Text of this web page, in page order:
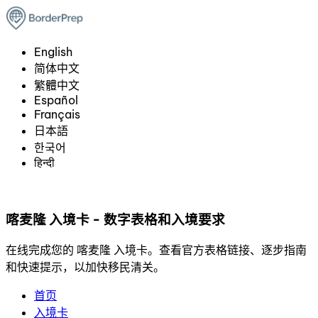
English
简体中文
繁體中文
Español
Français
日本語
한국어
हिन्दी
喀麦隆 入境卡 - 数字表格和入境要求
在线完成您的 喀麦隆 入境卡。查看官方表格链接、逐步指南
和快速提示，以加快移民清关。
首页
入境卡